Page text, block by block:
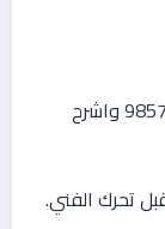
على 98577474 واشرح
تحرك الفني.